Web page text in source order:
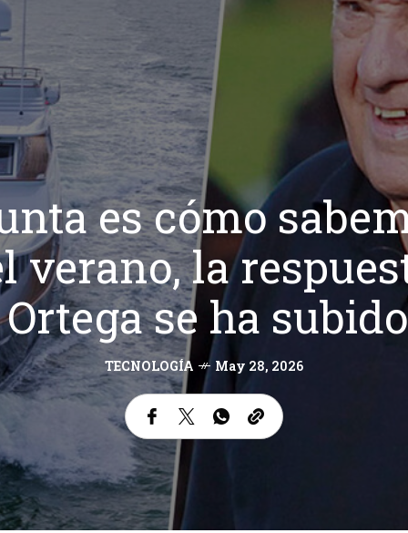
es cómo
verano, la
se ha
TECNOLOGÍA May 28, 2026